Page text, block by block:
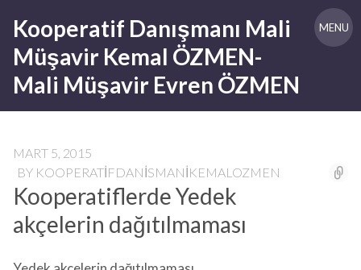
content
Kooperatif Danışmanı Mali
Müşavir Kemal ÖZMEN-
Mali Müşavir Evren ÖZMEN
MENU
MART 5, 2015
BY KOOPERATIFDANISMANIKEMALOZMEN
Kooperatiflerde Yedek
akçelerin dağıtılmaması